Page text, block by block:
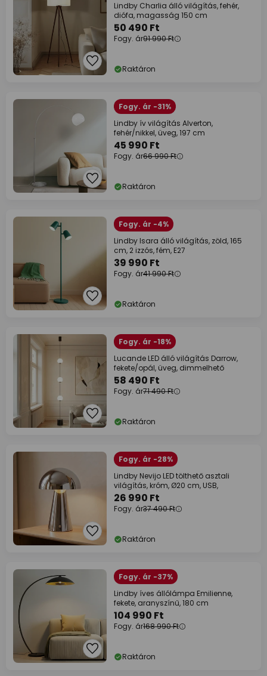
Lindby Charlia álló világítás, fehér,
diófa, magasság 150 cm
50 490 Ft
Fogy. ár91 990 Ft
Raktáron
Fogy. ár -31%
Lindby ív világítás Alverton,
fehér/nikkel, üveg, 197 cm
45 990 Ft
Fogy. ár66 990 Ft
Raktáron
Fogy. ár -4%
Lindby Isara álló világítás, zöld, 165
cm, 2 izzós, fém, E27
39 990 Ft
Fogy. ár41 990 Ft
Raktáron
Fogy. ár -18%
Lucande LED álló világítás Darrow,
fekete/opál, üveg, dimmelhető
58 490 Ft
Fogy. ár71 490 Ft
Raktáron
Fogy. ár -28%
Lindby Nevijo LED tölthető asztali
világítás, króm, Ø20 cm, USB,
26 990 Ft
Fogy. ár37 490 Ft
Raktáron
Fogy. ár -37%
Lindby íves állólámpa Emilienne,
fekete, aranyszínű, 180 cm
104 990 Ft
Fogy. ár168 990 Ft
Raktáron